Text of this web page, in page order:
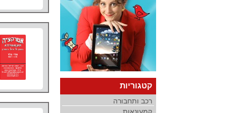
קטגוריות
רכב ותחבורה